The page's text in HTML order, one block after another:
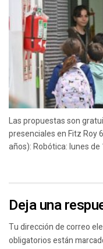
Las propuestas son
presenciales en Fitz Roy
años): Robótica: lunes de
Deja una
Tu dirección de correo
obligatorios están